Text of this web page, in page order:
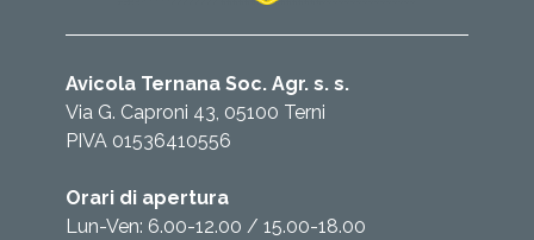
Avicola Ternana Soc. Agr. s. s.
Via G. Caproni 43, 05100 Terni
PIVA 01536410556
Orari di apertura
Lun-Ven: 6.00-12.00 / 15.00-18.00